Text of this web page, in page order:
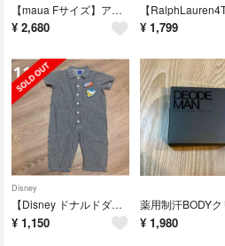
【maua Fサイズ】アニマル柄半袖シャツブラック黒総柄マウアエスニックゆったり
¥ 2,680 ¥ 1,799
Disney
【Disney ドナルドダック 110cm】ディズニーオーバーオールパンツ男女
¥ 1,150 ¥ 1,980